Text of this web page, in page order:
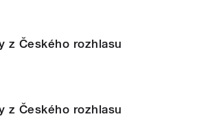
z Českého rozhlasu
z Českého rozhlasu